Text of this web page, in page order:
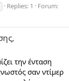
Replies: 1
Forum:
την ένταση
σαν ντίμερ